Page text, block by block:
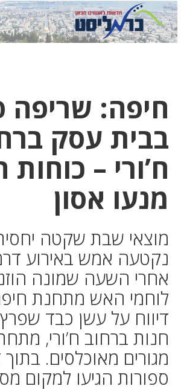
חיפה: שריפה
בבית עסק
ח’ורי – כוחות
מנעו אסון
מוצאי שבת שקטה
נקטעה אמש באירוע
אחרי השעה שמונה
לוחמי האש מתחנת
דיווח על עשן כבד
חנות ברחוב ח’ורי,
מגורים מאוכלסים.
ספורות הגיעו למקום